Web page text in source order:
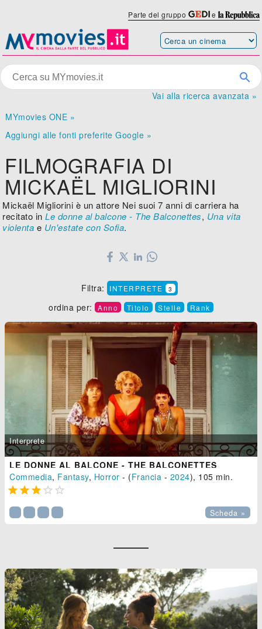
Parte del gruppo e
Vai alla ricerca avanzata »
MYmovies ONE »
Aggiungi alle fonti preferite Google »
FILMOGRAFIA DI
MICKAËL MIGLIORINI
Mickaël Migliorini è un attore Nei suoi 7 anni di carriera ha
recitato inLe donne al balcone - The Balconettes, Una vita
violenta e Un'estate con Sofia.
Filtra: INTERPRETE 3
ordina per: Anno Titolo Stelle Rank
Interprete
LE DONNE AL BALCONE - THE BALCONETTES
Commedia, Fantasy, Horror - (Francia - 2024), 105 min.
    
Scheda »